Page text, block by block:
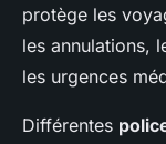
protège les
les annulations,
les urgences
Différentes